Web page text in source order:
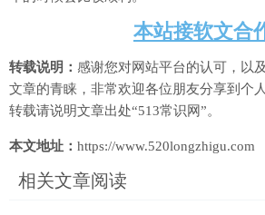
本站接软文合
转载说明： 感谢您对网站平台的认可，以
文章的青睐，非常欢迎各位朋友分享到个
转载请说明文章出处“513常识网”。
本文地址： https://www.520longzhigu.com
相关文章阅读